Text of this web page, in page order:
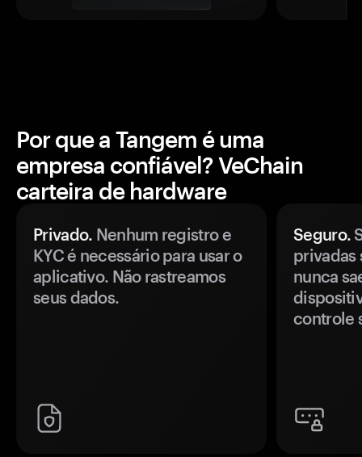
Por que a Tangem é uma
empresa confiável? VeChain
carteira de hardware
Privado. Nenhum registro e
KYC é necessário para usar o
aplicativo. Não rastreamos
seus dados.
Seguro.
privadas
nunca
controle